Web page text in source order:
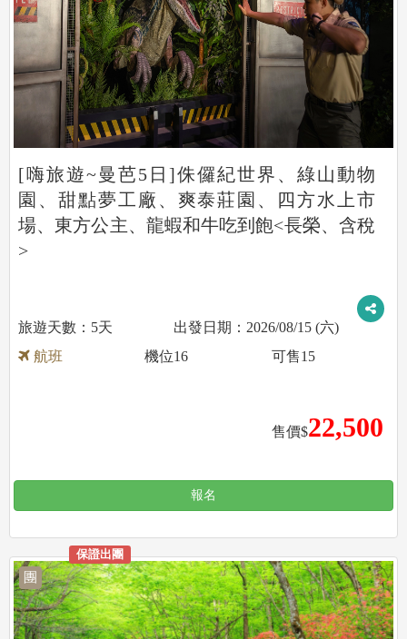
[嗨旅遊~曼芭5日]侏儸紀世界、綠山動物
園、甜點夢工廠、爽泰莊園、四方水上市
場、東方公主、龍蝦和牛吃到飽<長榮、含稅
>
5天
2026/08/15 (六)
航班
售價$22,500
機位16 可售15
報名
團
保證出團